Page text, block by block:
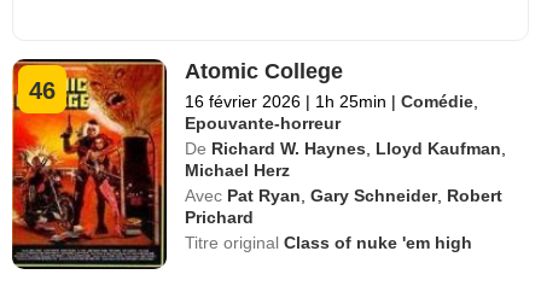
46
Atomic College
16 février 2026 | 1h 25min | Comédie,
Epouvante-horreur
De Richard W. Haynes, Lloyd Kaufman,
Michael Herz
Avec Pat Ryan,Gary Schneider, Robert
Prichard
Titre originalClass of nuke 'em high